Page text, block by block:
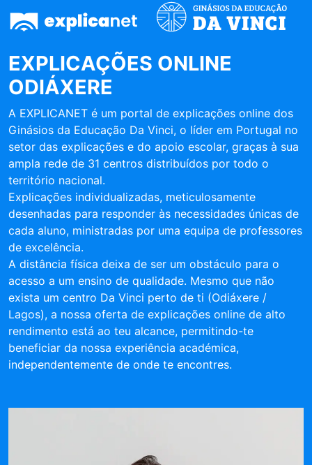
EXPLICAÇÕES ONLINE
ODIÁXERE
A EXPLICANET é um portal de explicações online dos
Ginásios da Educação Da Vinci, o líder em Portugal no
setor das explicações e do apoio escolar, graças à sua
ampla rede de 31 centros distribuídos por todo o
território nacional.
Explicações individualizadas, meticulosamente
desenhadas para responder às necessidades únicas de
cada aluno, ministradas por uma equipa de professores
de excelência.
A distância física deixa de ser um obstáculo para o
acesso a um ensino de qualidade. Mesmo que não
exista um centro Da Vinci perto de ti (Odiáxere /
Lagos), a nossa oferta de explicações online de alto
rendimento está ao teu alcance, permitindo-te
beneficiar da nossa experiência académica,
independentemente de onde te encontres.